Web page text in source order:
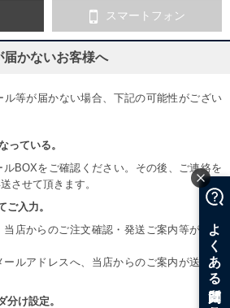
スマートフォン
かないお客様へ
ル等が届かない場合、下記の可能性がござい
っている。
BOXをご確認ください。その後、ご連絡を
させて頂きます。
入力。
店からのご注文確認・発送ご案内等が届き
ルアドレスへ、当店からのご案内が送信さ
け設定。